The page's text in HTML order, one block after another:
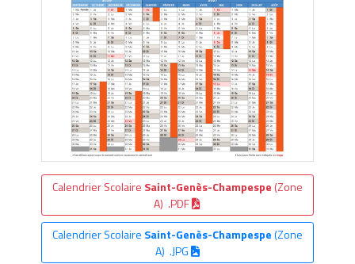
Calendrier Scolaire Saint-Genès-Champespe (Zone
A) .PDF
Calendrier Scolaire Saint-Genès-Champespe(Zone
A) .JPG